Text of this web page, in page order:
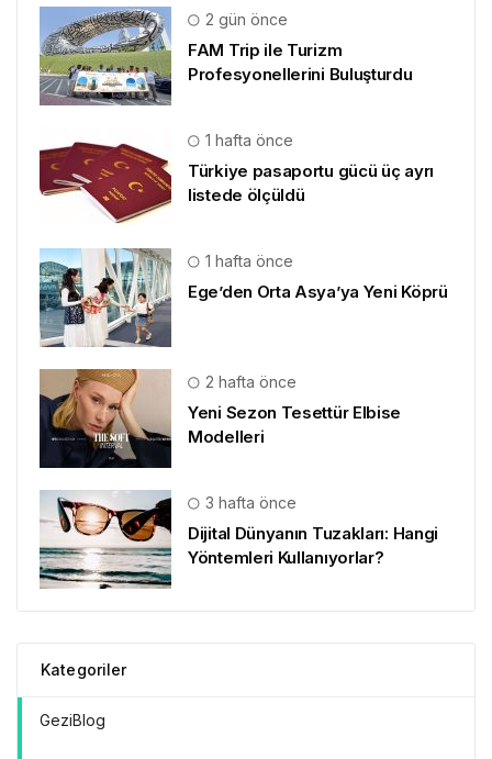
2 gün önce
FAM Trip ile Turizm
Profesyonellerini Buluşturdu
1 hafta önce
Türkiye pasaportu gücü üç ayrı
listede ölçüldü
1 hafta önce
Ege’den Orta Asya’ya Yeni Köprü
2 hafta önce
Yeni Sezon Tesettür Elbise
Modelleri
3 hafta önce
Dijital Dünyanın Tuzakları: Hangi
Yöntemleri Kullanıyorlar?
Kategoriler
GeziBlog